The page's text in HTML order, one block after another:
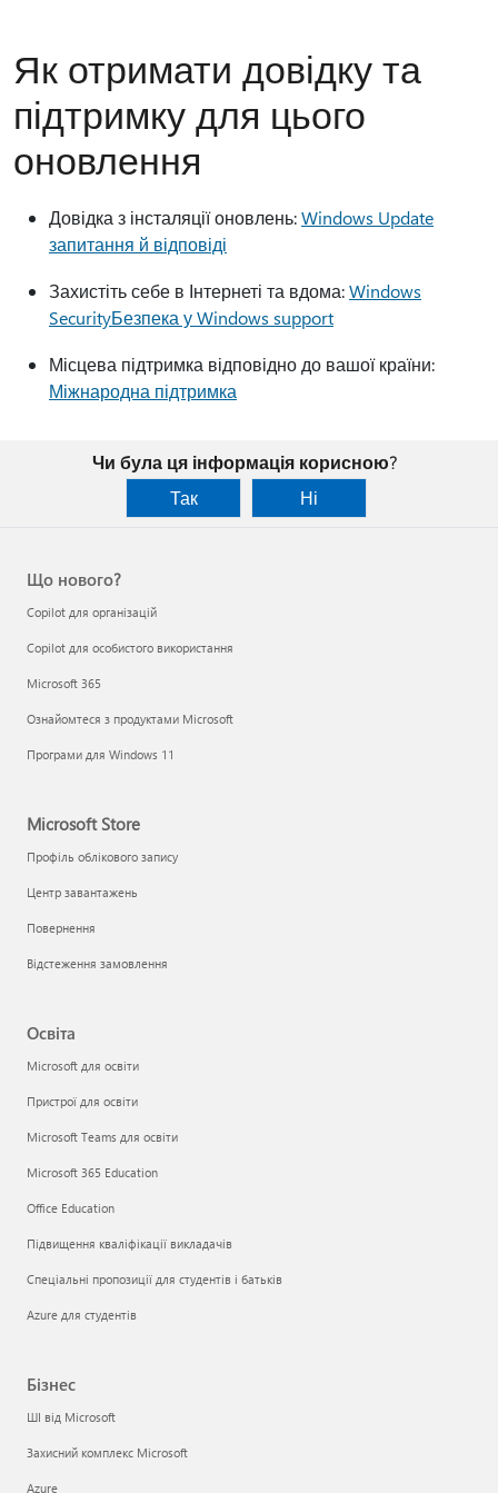
Як отримати довідку та
підтримку для цього
оновлення
Довідка з інсталяції оновлень:Windows Update
запитання й відповіді
Захистіть себе в Інтернеті та вдома:Windows
SecurityБезпека у Windows support
Місцева підтримка відповідно до вашої країни:
Міжнародна підтримка
Чи була ця інформація корисною?
Так
Ні
Що нового?
Copilot для організацій
Copilot для особистого використання
Microsoft 365
Ознайомтеся з продуктами Microsoft
Програми для Windows 11
Microsoft Store
Профіль облікового запису
Центр завантажень
Повернення
Відстеження замовлення
Освіта
Microsoft для освіти
Пристрої для освіти
Microsoft Teams для освіти
Microsoft 365 Education
Office Education
Підвищення кваліфікації викладачів
Спеціальні пропозиції для студентів і батьків
Azure для студентів
Бізнес
ШІ від Microsoft
Захисний комплекс Microsoft
Azure